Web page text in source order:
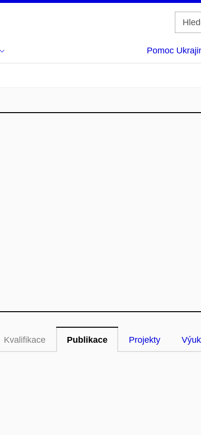
Pomoc
Kvalifikace Publikace Projekty